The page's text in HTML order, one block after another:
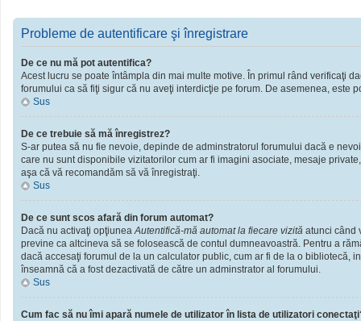
Probleme de autentificare şi înregistrare
De ce nu mă pot autentifica?
Acest lucru se poate întâmpla din mai multe motive. În primul rând verificaţi
forumului ca să fiţi sigur că nu aveţi interdicţie pe forum. De asemenea,
Sus
De ce trebuie să mă înregistrez?
S-ar putea să nu fie nevoie, depinde de adminstratorul forumului dacă e
care nu sunt disponibile vizitatorilor cum ar fi imagini asociate, mesaje
aşa că vă recomandăm să vă înregistraţi.
Sus
De ce sunt scos afară din forum automat?
Dacă nu activaţi opţiuneaAutentifică-mă automat la fiecare vizită atunci când
previne ca altcineva să se folosească de contul dumneavoastră. Pentru a
dacă accesaţi forumul de la un calculator public, cum ar fi de la o bibliotecă,
înseamnă că a fost dezactivată de către un adminstrator al forumului.
Sus
Cum fac să nu îmi apară numele de utilizator în lista de utilizatori